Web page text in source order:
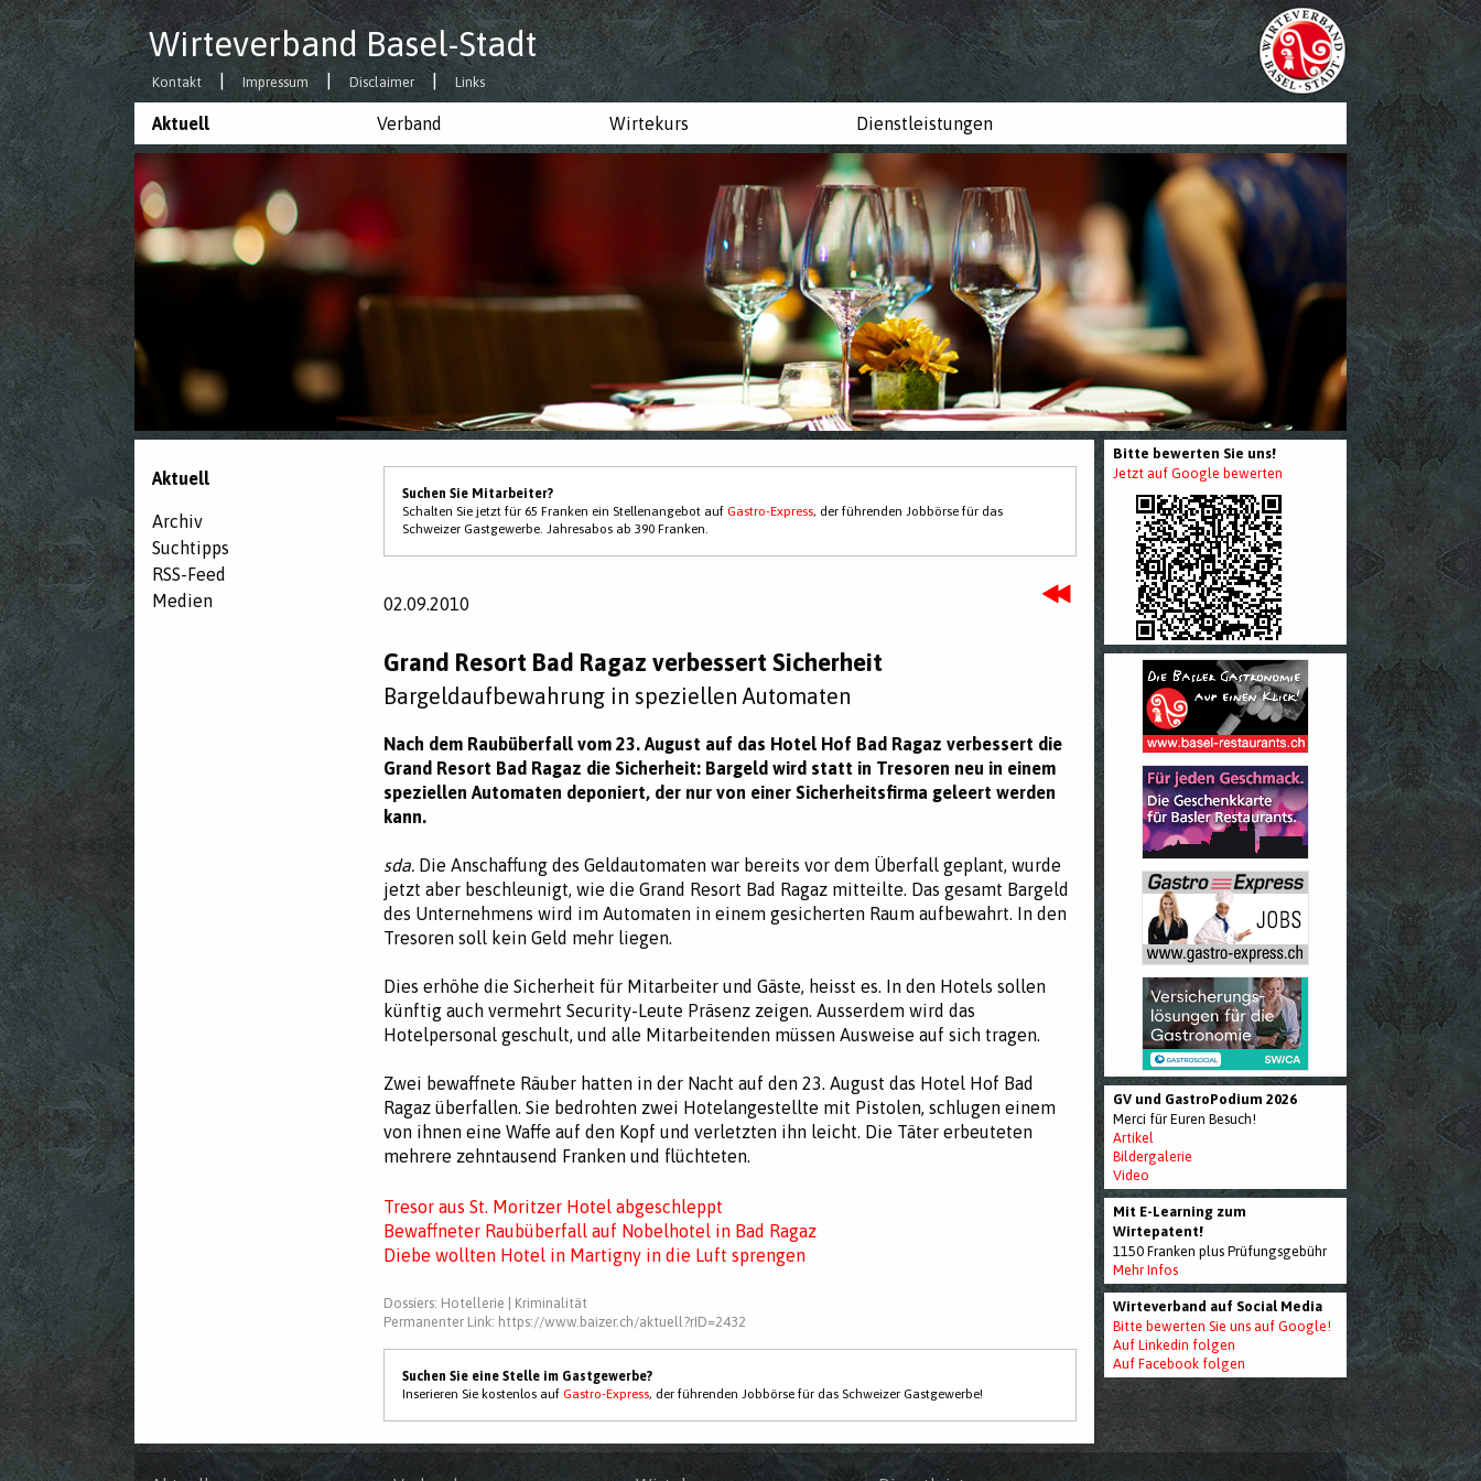
Wirteverband Basel-Stadt
Kontakt Impressum Disclaimer Links
Aktuell Verband Wirtekurs Dienstleistungen
Aktuell
Archiv
Suchtipps
RSS-Feed
Medien
Suchen Sie Mitarbeiter?
Schalten Sie jetzt für 65 Franken ein Stellenangebot auf Gastro-Express, der führenden Jobbörse für das
Schweizer Gastgewerbe. Jahresabos ab 390 Franken.
02.09.2010
Grand Resort Bad Ragaz verbessert Sicherheit
Bargeldaufbewahrung in speziellen Automaten
Nach dem Raubüberfall vom 23. August auf das Hotel Hof Bad Ragaz verbessert die
Grand Resort Bad Ragaz die Sicherheit: Bargeld wird statt in Tresoren neu in einem
speziellen Automaten deponiert, der nur von einer Sicherheitsfirma geleert werden
kann.
sda.Die Anschaffung des Geldautomaten war bereits vor dem Überfall geplant, wurde
jetzt aber beschleunigt, wie die Grand Resort Bad Ragaz mitteilte. Das gesamt Bargeld
des Unternehmens wird im Automaten in einem gesicherten Raum aufbewahrt. In den
Tresoren soll kein Geld mehr liegen.
Dies erhöhe die Sicherheit für Mitarbeiter und Gäste, heisst es. In den Hotels sollen
künftig auch vermehrt Security-Leute Präsenz zeigen. Ausserdem wird das
Hotelpersonal geschult, und alle Mitarbeitenden müssen Ausweise auf sich tragen.
Zwei bewaffnete Räuber hatten in der Nacht auf den 23. August das Hotel Hof Bad
Ragaz überfallen. Sie bedrohten zwei Hotelangestellte mit Pistolen, schlugen einem
von ihnen eine Waffe auf den Kopf und verletzten ihn leicht. Die Täter erbeuteten
mehrere zehntausend Franken und flüchteten.
Tresor aus St. Moritzer Hotel abgeschleppt
Bewaffneter Raubüberfall auf Nobelhotel in Bad Ragaz
Diebe wollten Hotel in Martigny in die Luft sprengen
Dossiers: Hotellerie | Kriminalität
Permanenter Link: https://www.baizer.ch/aktuell?rID=2432
Suchen Sie eine Stelle im Gastgewerbe?
Inserieren Sie kostenlos auf Gastro-Express, der führenden Jobbörse für das Schweizer Gastgewerbe!
Bitte bewerten Sie uns!
Jetzt auf Google bewerten
GV und GastroPodium 2026
Merci für Euren Besuch!
Artikel
Bildergalerie
Video
Mit E-Learning zum
Wirtepatent!
1150 Franken plus Prüfungsgebühr
Mehr Infos
Wirteverband auf Social Media
Bitte bewerten Sie uns auf Google!
Auf Linkedin folgen
Auf Facebook folgen